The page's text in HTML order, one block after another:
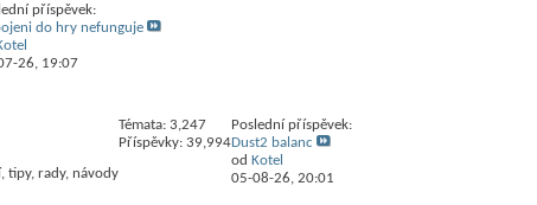
v žádosti... tak šup šup.
dodat to demo at se to může řešit, ja nebudu k vůli adminovi, za kterého to
Ty linux. Tak ja nemam čas čekat, chci už hrát, mam abstak
příspěvek:
do hry nefunguje
26, 19:07
tipy, rady, návody
Témata: 3,247
Příspěvky: 39,994
Poslední příspěvek:
Dust2 balanc
od Kotel
05-08-26, 20:01